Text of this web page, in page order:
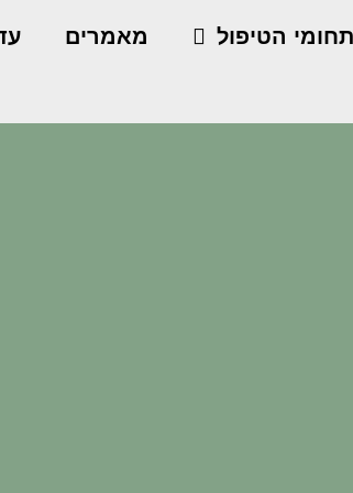
תחומי הטיפול מאמרים